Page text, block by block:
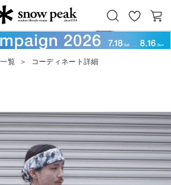
Snow Peak
お
気
カ
ー
覧 ＞ コーディネート詳細